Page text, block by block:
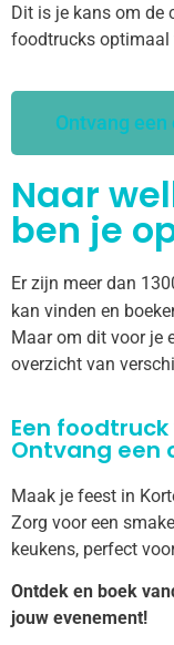
Dit is je kans om de
foodtrucks optimaal
Ontvang
Naar
ben je
Er zijn meer dan
kan vinden en
Maar om dit voor je
overzicht van
Een
Ontvang een
Maak je feest in
Zorg voor een
keukens, perfect
Ontdek en boek
jouw evenement!